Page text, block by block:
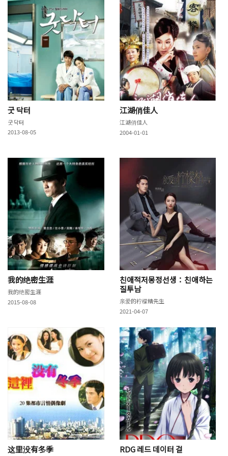
굿 닥터
굿 닥터
2013-08-05
江湖俏佳人
江湖俏佳人
2004-01-01
我的绝密生涯
我的绝密生涯
2015-08-08
친애적저몽정선생：친애하는
질투남
亲爱的柠檬精先生
2021-04-07
这里没有冬季 RDG 레드 데이터 걸